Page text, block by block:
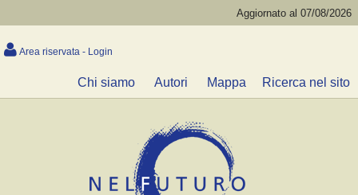
Aggiornato al 07/08/2026
Area riservata - Login
Chi siamo Autori Mappa Ricerca nel sito